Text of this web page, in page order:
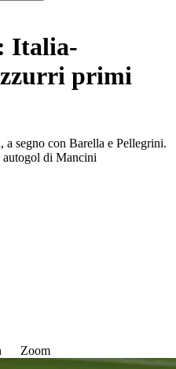
Italia-
primi
segno con Barella e Pellegrini.
autogol di Mancini
Zoom